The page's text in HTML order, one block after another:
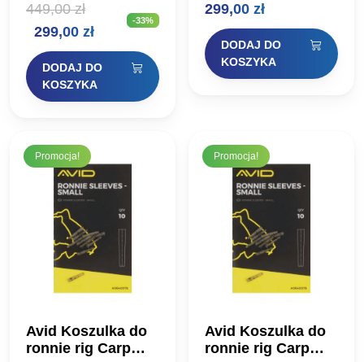
wyściółką i wygodnym i
wzornictwem. Zapewnia
żywiołami w
najzimniejszych
warunkach.
Zintegrowany…
449,00zł
Pierwotna
cena
wynosiła:
449,00 zł.
299,00 złAktualna
cena
wynosi:
299,00 zł.
-33%
DODAJ DO
KOSZYKA
nietypowej konstrukcji jest
dla ryb, oraz bardzo
wygodna w użytkowaniu.
Ryba w żaden sposób…
299,00 zł
DODAJ DO
KOSZYKA
Promocja!
Avid Koszulka do
ronnie rig Carp
Promocja!
Avid Koszulka do
ronnie rig Carp